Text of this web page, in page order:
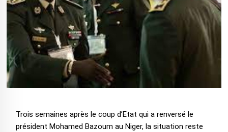
Trois semaines après le coup d’Etat qui a renversé le
président Mohamed Bazoum au Niger, la situation reste